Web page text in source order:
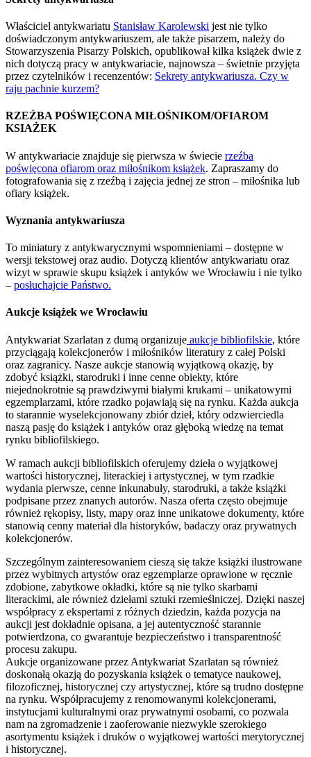
Właściciel antykwariatu Stanisław Karolewski jest nie tylko
doświadczonym antykwariuszem, ale także pisarzem, należy do
Stowarzyszenia Pisarzy Polskich, opublikował kilka książek dwie z
nich dotyczą pracy w antykwariacie, najnowsza – świetnie przyjęta
przez czytelników i recenzentów: Sekrety antykwariusza. Czy w
raju pachnie kurzem?
RZEŹBA POŚWIĘCONA MIŁOŚNIKOM/OFIAROM
KSIAŻEK
W antykwariacie znajduje się pierwsza w świecie rzeźba
poświęcona ofiarom oraz miłośnikom książek. Zapraszamy do
fotografowania się z rzeźbą i zajęcia jednej ze stron – miłośnika lub
ofiary książek.
Wyznania antykwariusza
To miniatury z antykwarycznymi wspomnieniami – dostępne w
wersji tekstowej oraz audio. Dotyczą klientów antykwariatu oraz
wizyt w sprawie skupu książek i antyków we Wrocławiu i nie tylko
– posłuchajcie Państwo.
Aukcje książek we Wrocławiu
Antykwariat Szarlatan z dumą organizuje aukcje bibliofilskie, które
przyciągają kolekcjonerów i miłośników literatury z całej Polski
oraz zagranicy. Nasze aukcje stanowią wyjątkową okazję, by
zdobyć książki, starodruki i inne cenne obiekty, które
niejednokrotnie są prawdziwymi białymi krukami – unikatowymi
egzemplarzami, które rzadko pojawiają się na rynku. Każda aukcja
to starannie wyselekcjonowany zbiór dzieł, który odzwierciedla
naszą pasję do książek i antyków oraz głęboką wiedzę na temat
rynku bibliofilskiego.
W ramach aukcji bibliofilskich oferujemy dzieła o wyjątkowej
wartości historycznej, literackiej i artystycznej, w tym rzadkie
wydania pierwsze, cenne inkunabuły, starodruki, a także książki
podpisane przez znanych autorów. Nasza oferta często obejmuje
również rękopisy, listy, mapy oraz inne unikatowe dokumenty, które
stanowią cenny materiał dla historyków, badaczy oraz prywatnych
kolekcjonerów.
Szczególnym zainteresowaniem cieszą się także książki ilustrowane
przez wybitnych artystów oraz egzemplarze oprawione w ręcznie
zdobione, zabytkowe okładki, które są nie tylko skarbami
literackimi, ale również dziełami sztuki rzemieślniczej. Dzięki naszej
współpracy z ekspertami z różnych dziedzin, każda pozycja na
aukcji jest dokładnie opisana, a jej autentyczność starannie
potwierdzona, co gwarantuje bezpieczeństwo i transparentność
procesu zakupu.
Aukcje organizowane przez Antykwariat Szarlatan są również
doskonałą okazją do pozyskania książek o tematyce naukowej,
filozoficznej, historycznej czy artystycznej, które są trudno dostępne
na rynku. Współpracujemy z renomowanymi kolekcjonerami,
instytucjami kulturalnymi oraz prywatnymi osobami, co pozwala
nam na zgromadzenie i zaoferowanie niezwykle szerokiego
asortymentu książek i druków o wyjątkowej wartości merytorycznej
i historycznej.